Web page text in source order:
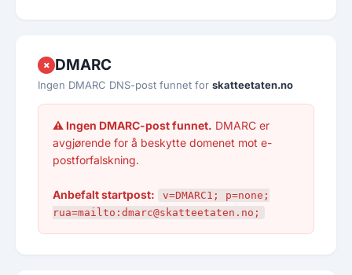
✗ DMARC
Ingen DMARC DNS-post funnet for skatteetaten.no
⚠ Ingen DMARC-post funnet. DMARC er
avgjørende for å beskytte domenet mot e-
postforfalskning.
Anbefalt startpost:
v=DMARC1; p=none;
rua=mailto:dmarc@skatteetaten.no;